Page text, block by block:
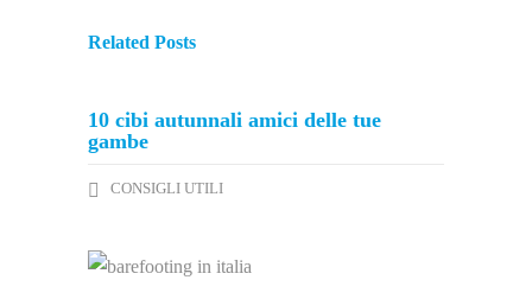
Related Posts
10 cibi autunnali amici delle tue
gambe
CONSIGLI UTILI